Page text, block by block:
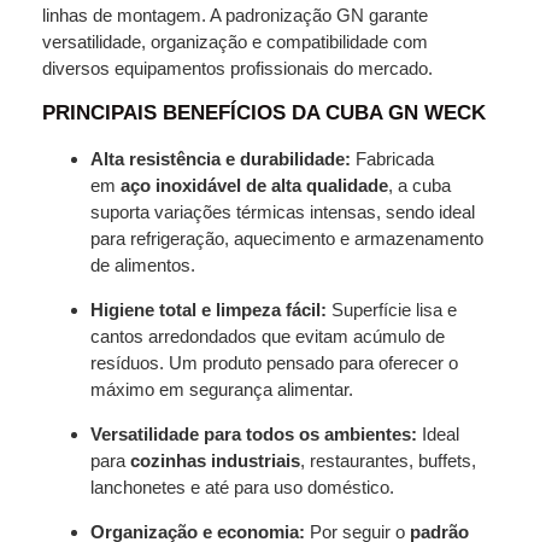
linhas de montagem. A padronização GN garante
versatilidade, organização e compatibilidade com
diversos equipamentos profissionais do mercado.
PRINCIPAIS BENEFÍCIOS DA CUBA GN WECK
Alta resistência e durabilidade: Fabricada
em aço inoxidável de alta qualidade, a cuba
suporta variações térmicas intensas, sendo ideal
para refrigeração, aquecimento e armazenamento
de alimentos.
Higiene total e limpeza fácil: Superfície lisa e
cantos arredondados que evitam acúmulo de
resíduos. Um produto pensado para oferecer o
máximo em segurança alimentar.
Versatilidade para todos os ambientes: Ideal
para cozinhas industriais, restaurantes, buffets,
lanchonetes e até para uso doméstico.
Organização e economia: Por seguir o padrão